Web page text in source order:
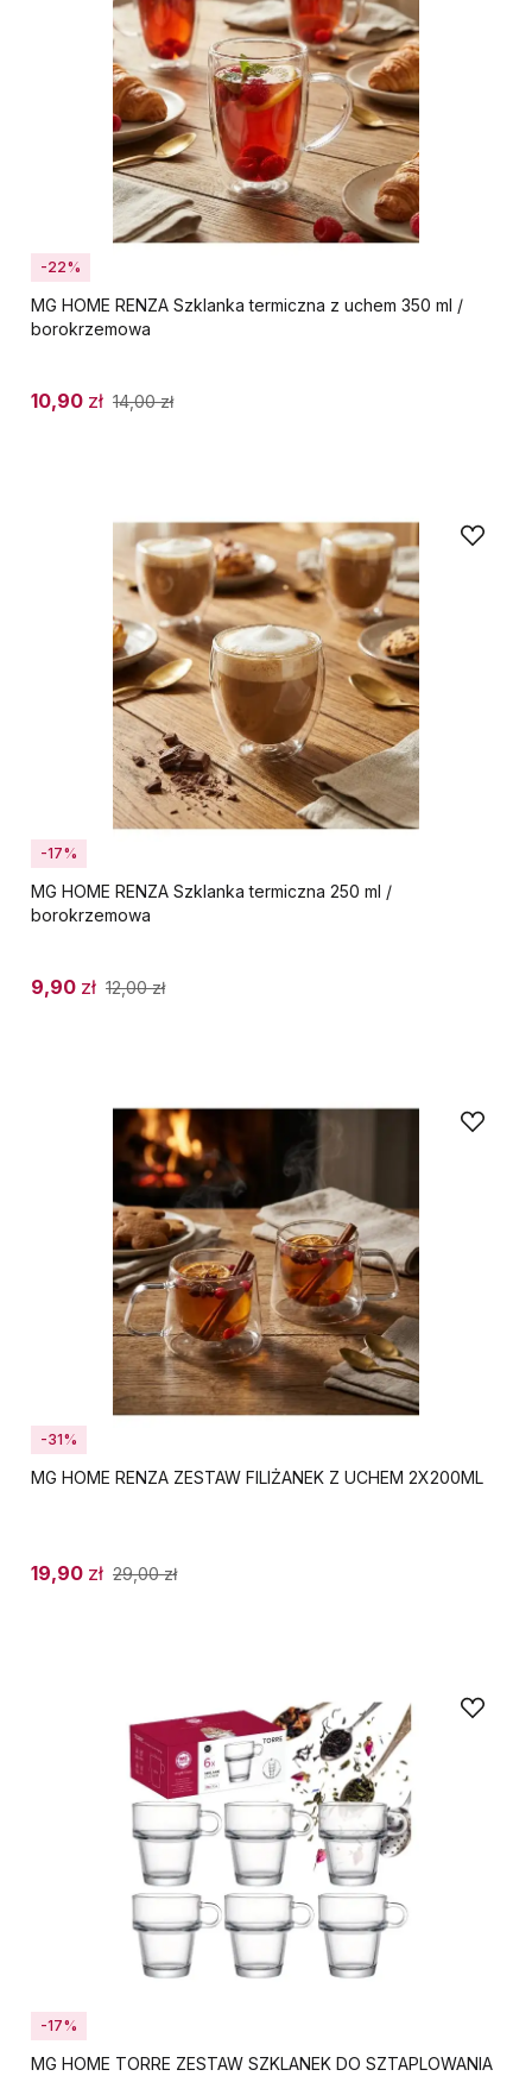
-22%
MG HOME RENZA Szklanka termiczna z uchem 350 ml /
borokrzemowa
10,90 zł 14,00zł
-17%
MG HOME RENZA Szklanka termiczna 250 ml /
borokrzemowa
9,90 zł 12,00zł
-31%
MG HOME RENZA ZESTAW FILIŻANEK Z UCHEM 2X200ML
19,90 zł 29,00zł
-17%
MG HOME TORRE ZESTAW SZKLANEK DO SZTAPLOWANIA